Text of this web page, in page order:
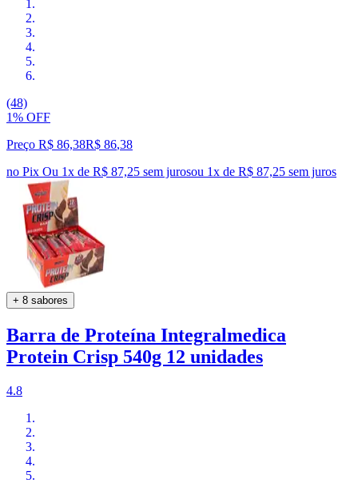
(48)
1% OFF
Preço R$ 86,38R$ 86,38
no Pix Ou 1x de R$ 87,25 sem jurosou 1x de R$ 87,25 sem juros
+ 8 sabores
Barra de Proteína Integralmedica
Protein Crisp 540g 12 unidades
4.8